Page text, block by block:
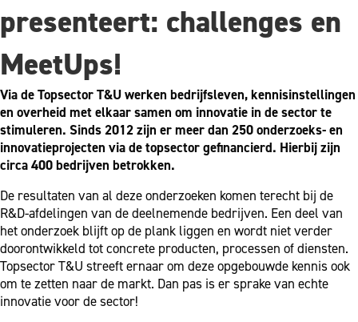
presenteert: challenges en
MeetUps!
Via de Topsector T&U werken bedrijfsleven, kennisinstellingen
en overheid met elkaar samen om innovatie in de sector te
stimuleren. Sinds 2012 zijn er meer dan 250 onderzoeks- en
innovatieprojecten via de topsector gefinancierd. Hierbij zijn
circa 400 bedrijven betrokken.
De resultaten van al deze onderzoeken komen terecht bij de
R&D-afdelingen van de deelnemende bedrijven. Een deel van
het onderzoek blijft op de plank liggen en wordt niet verder
doorontwikkeld tot concrete producten, processen of diensten.
Topsector T&U streeft ernaar om deze opgebouwde kennis ook
om te zetten naar de markt. Dan pas is er sprake van echte
innovatie voor de sector!